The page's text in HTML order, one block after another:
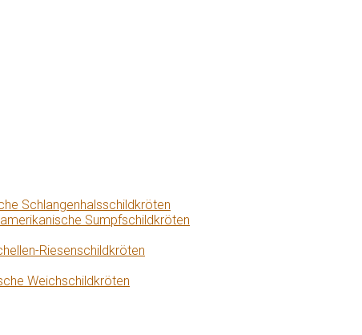
Schlangenhalsschildkröten
Sumpfschildkröten
Riesenschildkröten
Weichschildkröten